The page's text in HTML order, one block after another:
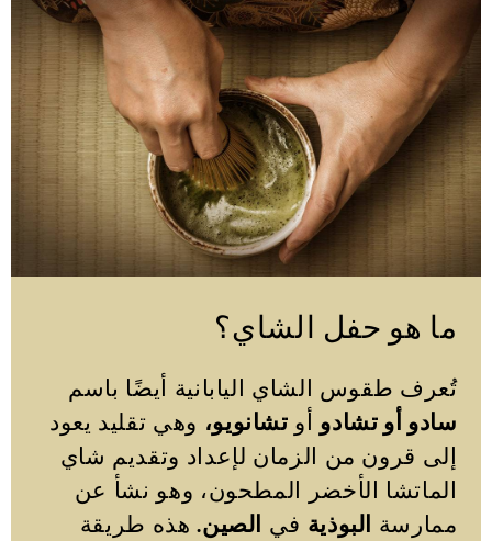
ما هو حفل الشاي؟
تُعرف طقوس الشاي اليابانية أيضًا باسم
سادو أو تشادو أو تشانويو، وهي تقليد يعود
إلى قرون من الزمان لإعداد وتقديم شاي
الماتشا الأخضر المطحون، وهو نشأ عن
ممارسة البوذية في الصين.هذه طريقة